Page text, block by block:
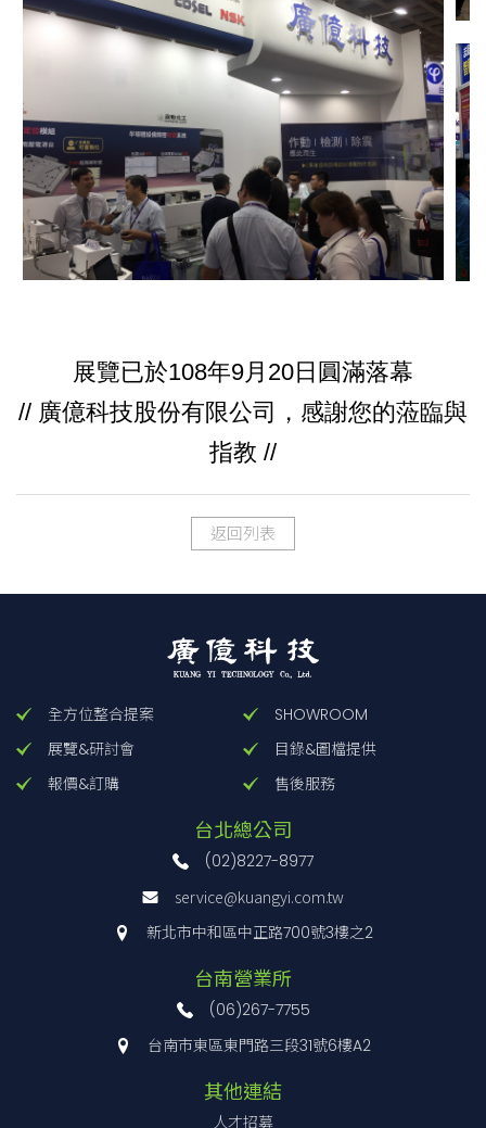
展覽已於108年9月20日圓滿落幕
// 廣億科技股份有限公司，感謝您的蒞臨與
指教 //
返回列表
全方位整合提案
SHOWROOM
展覽&研討會
目錄&圖檔提供
報價&訂購
售後服務
台北總公司
(02)8227-8977
service@kuangyi.com.tw
新北市中和區中正路700號3樓之2
台南營業所
(06)267-7755
台南市東區東門路三段31號6樓A2
其他連結
人才招募